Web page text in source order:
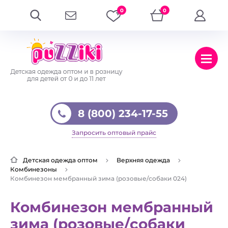
8 (800) 234-17-55
Запросить оптовый прайс
0 0
Детская одежда оптом
Верхняя одежда
Комбинезоны
Комбинезон мембранный зима (розовые/собаки 024)
Комбинезон мембранный
зима (розовые/собаки